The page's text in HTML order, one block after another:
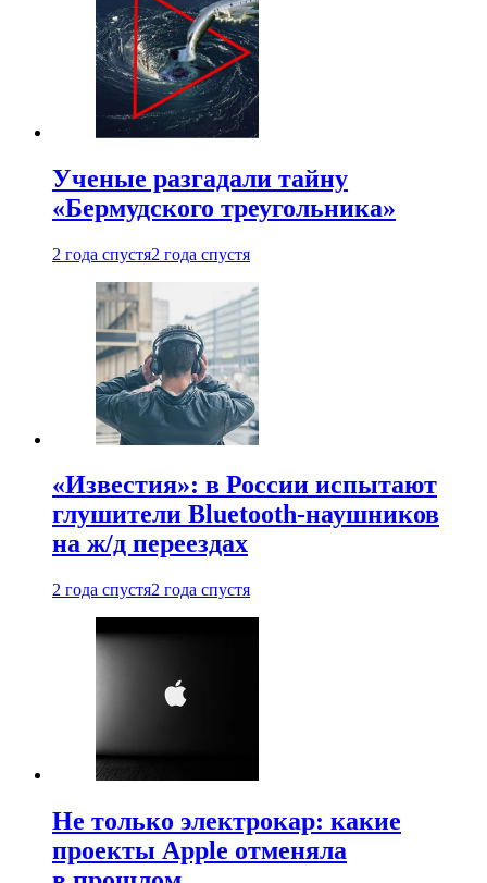
Ученые разгадали тайну
«Бермудского треугольника»
2 года спустя2 года спустя
«Известия»: в России испытают
глушители Bluetooth-наушников
на ж/д переездах
2 года спустя2 года спустя
Не только электрокар: какие
проекты Apple отменяла